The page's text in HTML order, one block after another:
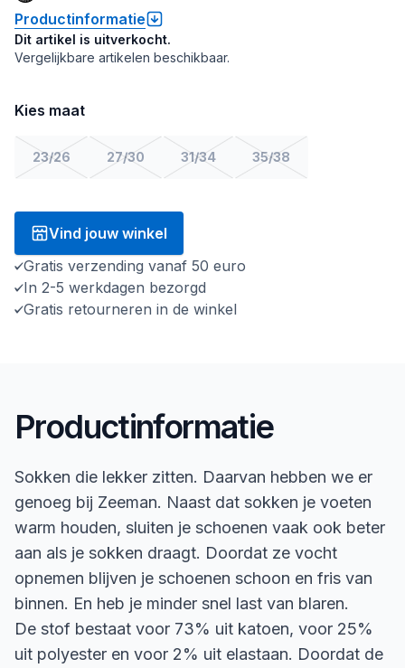
Productinformatie
Dit artikel is uitverkocht.
Vergelijkbare artikelen beschikbaar.
Kies maat
23/26 27/30 31/34 35/38
Vind jouw winkel
Gratis verzending vanaf 50 euro
In 2-5 werkdagen bezorgd
Gratis retourneren in de winkel
Productinformatie
Sokken die lekker zitten. Daarvan hebben we er
genoeg bij Zeeman. Naast dat sokken je voeten
warm houden, sluiten je schoenen vaak ook beter
aan als je sokken draagt. Doordat ze vocht
opnemen blijven je schoenen schoon en fris van
binnen. En heb je minder snel last van blaren.
De stof bestaat voor 73% uit katoen, voor 25%
uit polyester en voor 2% uit elastaan. Doordat de